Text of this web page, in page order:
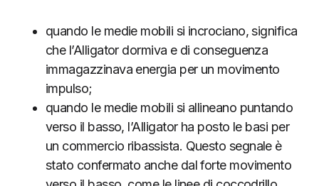
quando le medie mobili si incrociano, significa
che l’Alligator dormiva e di conseguenza
immagazzinava energia per un movimento
impulso;
quando le medie mobili si allineano puntando
verso il basso, l’Alligator ha posto le basi per
un commercio ribassista. Questo segnale è
stato confermato anche dal forte movimento